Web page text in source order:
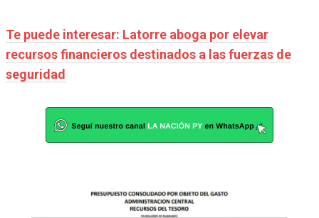
Te puede interesar: Latorre aboga por elevar
recursos financieros destinados a las fuerzas de
seguridad